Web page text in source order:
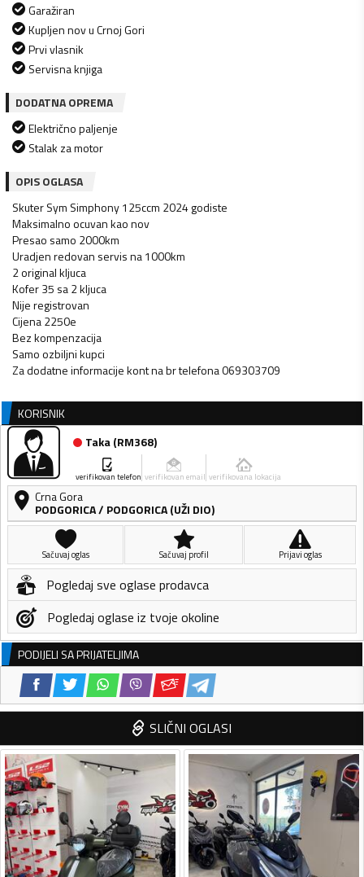
Garažiran
Kupljen nov u Crnoj Gori
Prvi vlasnik
Servisna knjiga
DODATNA OPREMA
Električno paljenje
Stalak za motor
OPIS OGLASA
Skuter Sym Simphony 125ccm 2024 godiste
Maksimalno ocuvan kao nov
Presao samo 2000km
Uradjen redovan servis na 1000km
2 original kljuca
Kofer 35 sa 2 kljuca
Nije registrovan
Cijena 2250e
Bez kompenzacija
Samo ozbiljni kupci
Za dodatne informacije kont na br telefona 069303709
KORISNIK
Taka(RM368)
verifikovan telefon verifikovan email verifikovana lokacija
Crna Gora
PODGORICA/ PODGORICA (UŽI DIO)
Sačuvaj oglas Sačuvaj profil Prijavi oglas
Pogledaj sve oglase prodavca
Pogledaj oglase iz tvoje okoline
PODIJELI SA PRIJATELJIMA
SLIČNI OGLASI